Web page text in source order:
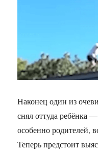
Наконец один из
снял оттуда ребёнка
особенно родителей,
Теперь предстоит